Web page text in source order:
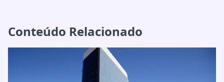
Conteúdo Relacionado